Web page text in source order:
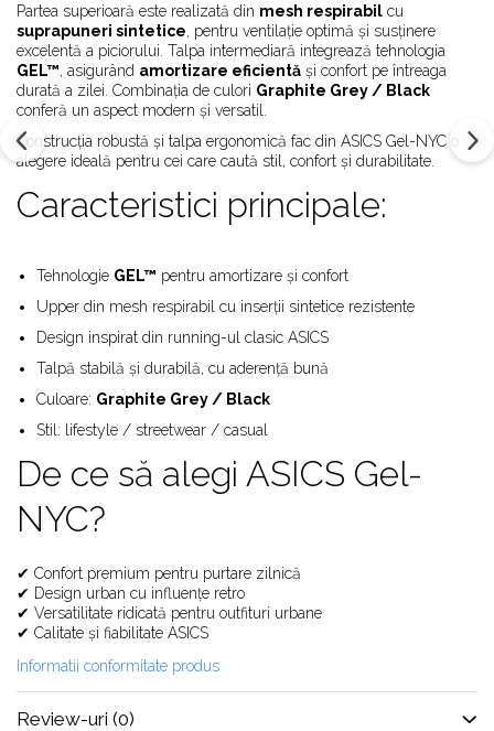
Alte Modele
Basketball
Blazer
Dunk
Foamposite
FOG
Football
Kyrie
LeBron
Mac
Mind
Nocta
OFF-White
Sabrina
SB
Supreme
Tech Challenge
Travis Scott
VaporMax
Salomon
Partea superioară este realizată din mesh respirabil cu
suprapuneri sintetice, pentru ventilație optimă și susținere
excelentă a piciorului. Talpa intermediară integrează tehnologia
GEL™, asigurând amortizare eficientă și confort pe întreaga
durată a zilei. Combinația de culori Graphite Grey / Black
conferă un aspect modern și versatil.
Construcția robustă și talpa ergonomică fac din ASICS Gel-NYC o
alegere ideală pentru cei care caută stil, confort și durabilitate.
Caracteristici principale:
Tehnologie GEL™ pentru amortizare și confort
Upper din mesh respirabil cu inserții sintetice rezistente
Design inspirat din running-ul clasic ASICS
Talpă stabilă și durabilă, cu aderență bună
Culoare: Graphite Grey / Black
Stil: lifestyle / streetwear / casual
De ce să alegi ASICS Gel-
NYC?
✔ Confort premium pentru purtare zilnică
✔ Design urban cu influențe retro
✔ Versatilitate ridicată pentru outfituri urbane
✔ Calitate și fiabilitate ASICS
Informatii conformitate produs
Review-uri (0)